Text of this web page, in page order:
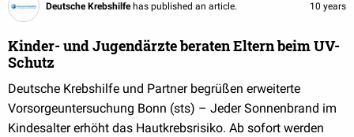
Deutsche Krebshilfe has published an article. 10 years
Kinder- und Jugendärzte beraten Eltern beim UV-
Schutz
Deutsche Krebshilfe und Partner begrüßen erweiterte
Vorsorgeuntersuchung Bonn (sts) – Jeder Sonnenbrand im
Kindesalter erhöht das Hautkrebsrisiko. Ab sofort werden